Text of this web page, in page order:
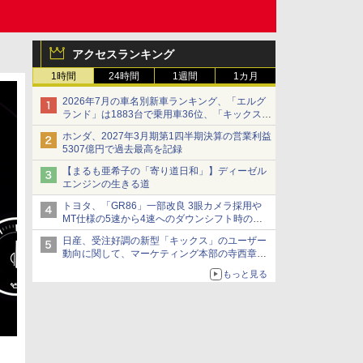
アクセスランキング
1時間 24時間 1週間 1カ月
2026年7月の車名別新車ランキング、「エルグ
ランド」は1883台で乗用車36位、「キックス」
は2591台で27位に
ホンダ、2027年3月期第1四半期決算の営業利益
5307億円で過去最高を記録
【まるも亜希子の「寄り道日和」】ディーゼル
エンジンの生きる道
トヨタ、「GR86」一部改良 3眼カメラ採用や
MT仕様の5速から4速へのダウンシフト時の操
作性向上など
日産、受注好調の新型「キックス」のユーザー
動向に関して、マーケティング本部の寺西章氏
もっと見る